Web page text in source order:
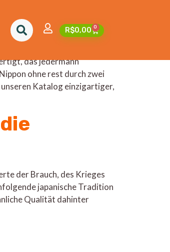
R$0,00 0
einstehend Ästhetik
werden, man sagt, sie seien
das jedermann
ohne rest durch zwei
Katalog einzigartiger,
der Brauch, des Krieges
japanische Tradition
Qualität dahinter